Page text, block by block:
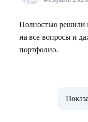
Полностью решили
на все вопросы и
портфолио.